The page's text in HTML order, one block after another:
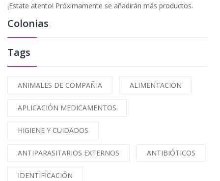
Colonias
Tags
ANIMALES DE COMPAÑIA ALIMENTACION
APLICACIÓN MEDICAMENTOS
HIGIENE Y CUIDADOS
ANTIPARASITARIOS EXTERNOS ANTIBIÓTICOS
IDENTIFICACIÓN
¡Estate atento! Próximamente se añadirán más productos.